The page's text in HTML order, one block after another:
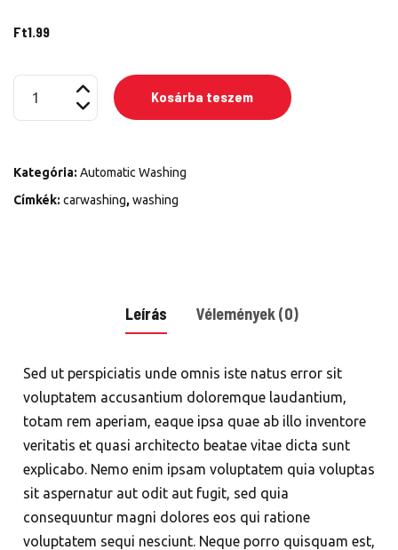
Ft1.99
Kosárba teszem
Kategória: Automatic Washing
Címkék: carwashing,washing
Leírás Vélemények (0)
Sed ut perspiciatis unde omnis iste natus error sit
voluptatem accusantium doloremque laudantium,
totam rem aperiam, eaque ipsa quae ab illo inventore
veritatis et quasi architecto beatae vitae dicta sunt
explicabo. Nemo enim ipsam voluptatem quia voluptas
sit aspernatur aut odit aut fugit, sed quia
consequuntur magni dolores eos qui ratione
voluptatem sequi nesciunt. Neque porro quisquam est,